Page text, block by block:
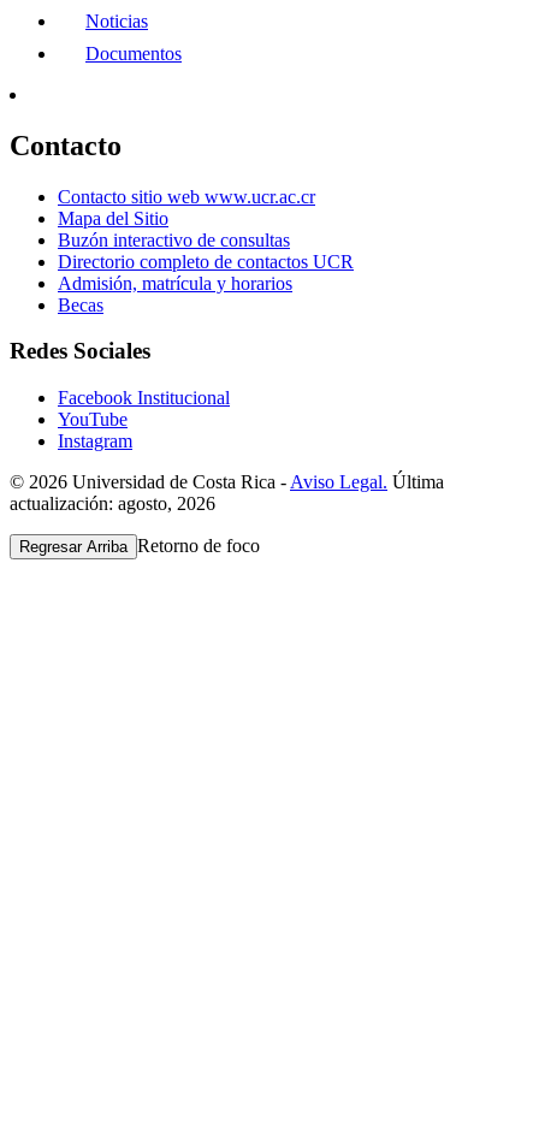
Noticias
Documentos
Contacto
Contacto sitio web www.ucr.ac.cr
Mapa del Sitio
Buzón interactivo de consultas
Directorio completo de contactos UCR
Admisión, matrícula y horarios
Becas
Redes Sociales
Facebook Institucional
YouTube
Instagram
© 2026 Universidad de Costa Rica - Aviso Legal. Última
actualización: agosto, 2026
Regresar Arriba Retorno de foco